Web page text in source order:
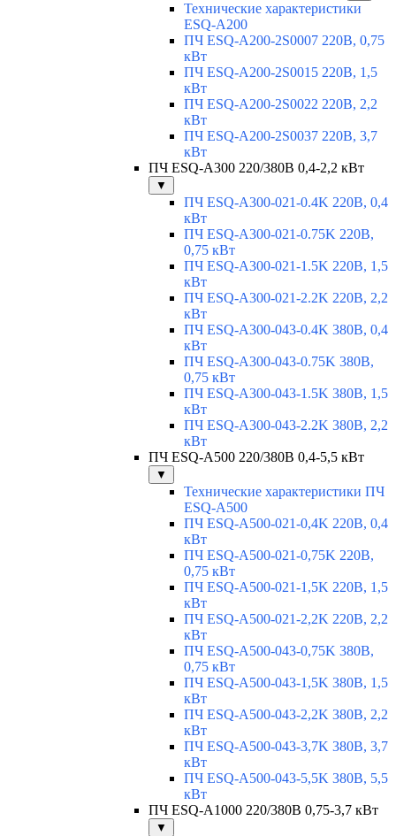
Технические характеристики
ESQ-A200
ПЧ ESQ-A200-2S0007 220В, 0,75
кВт
ПЧ ESQ-A200-2S0015 220В, 1,5
кВт
ПЧ ESQ-A200-2S0022 220В, 2,2
кВт
ПЧ ESQ-A200-2S0037 220В, 3,7
кВт
ПЧ ESQ-A300 220/380В 0,4-2,2 кВт
▼
ПЧ ESQ-A300-021-0.4K 220В, 0,4
кВт
ПЧ ESQ-A300-021-0.75K 220В,
0,75 кВт
ПЧ ESQ-A300-021-1.5K 220В, 1,5
кВт
ПЧ ESQ-A300-021-2.2K 220В, 2,2
кВт
ПЧ ESQ-A300-043-0.4K 380В, 0,4
кВт
ПЧ ESQ-A300-043-0.75K 380В,
0,75 кВт
ПЧ ESQ-A300-043-1.5K 380В, 1,5
кВт
ПЧ ESQ-A300-043-2.2K 380В, 2,2
кВт
ПЧ ESQ-A500 220/380В 0,4-5,5 кВт
▼
Технические характеристики ПЧ
ESQ-A500
ПЧ ESQ-A500-021-0,4K 220В, 0,4
кВт
ПЧ ESQ-A500-021-0,75K 220В,
0,75 кВт
ПЧ ESQ-A500-021-1,5K 220В, 1,5
кВт
ПЧ ESQ-A500-021-2,2K 220В, 2,2
кВт
ПЧ ESQ-A500-043-0,75K 380В,
0,75 кВт
ПЧ ESQ-A500-043-1,5K 380В, 1,5
кВт
ПЧ ESQ-A500-043-2,2K 380В, 2,2
кВт
ПЧ ESQ-A500-043-3,7K 380В, 3,7
кВт
ПЧ ESQ-A500-043-5,5K 380В, 5,5
кВт
ПЧ ESQ-A1000 220/380В 0,75-3,7 кВт
▼